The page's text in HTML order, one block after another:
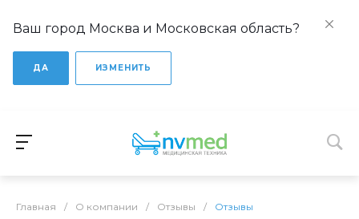
Ваш город Москва и Московская область?
ДА ИЗМЕНИТЬ
Главная / О компании / Отзывы / Отзывы